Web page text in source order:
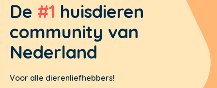
De #1 huisdieren
community van
Nederland
Voor alle dierenliefhebbers!